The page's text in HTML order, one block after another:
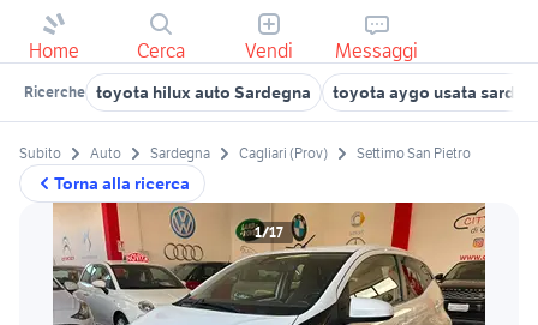
Home Cerca Vendi Messaggi
Ricerche toyota hilux auto Sardegna toyota aygo usata
Torna alla ricerca
Subito Auto Sardegna Cagliari (Prov) Settimo San Pietro
1/17